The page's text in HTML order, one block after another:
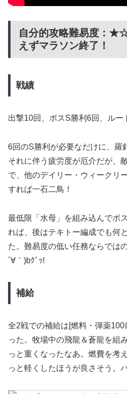
自分的攻略難易度
えずマラソン終了！
戦績
出撃10回、ボスS勝利6回、ルー
6回のS勝利が必要なだけに、羅
それに伴う疲労度が厄介だが、
で、他のデイリー・ウィークリ
すれば一石二鳥！
最低限「水母」を組み込んでボ
れば、後はテキトー編成でも何
た。難易度の低い任務ならでは
´∀｀)bｸﾞｯ!
補給
全2戦での補給は[燃料・弾薬
った。牧場中の飛龍＆蒼龍を組
っと重くなったなあ。燃費を考
っと軽くしたほうが良さそう。